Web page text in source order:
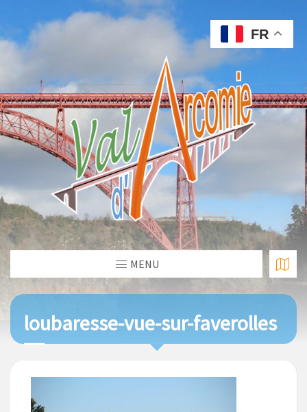
MENU
loubaresse-vue-sur-faverolles
FR